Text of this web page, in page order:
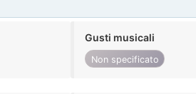
Gusti musicali
Non specificato